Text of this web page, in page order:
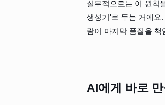
실무적으로는 이 원칙
생성기'로 두는 거예요
람이 마지막 품질을
AI에게 바로